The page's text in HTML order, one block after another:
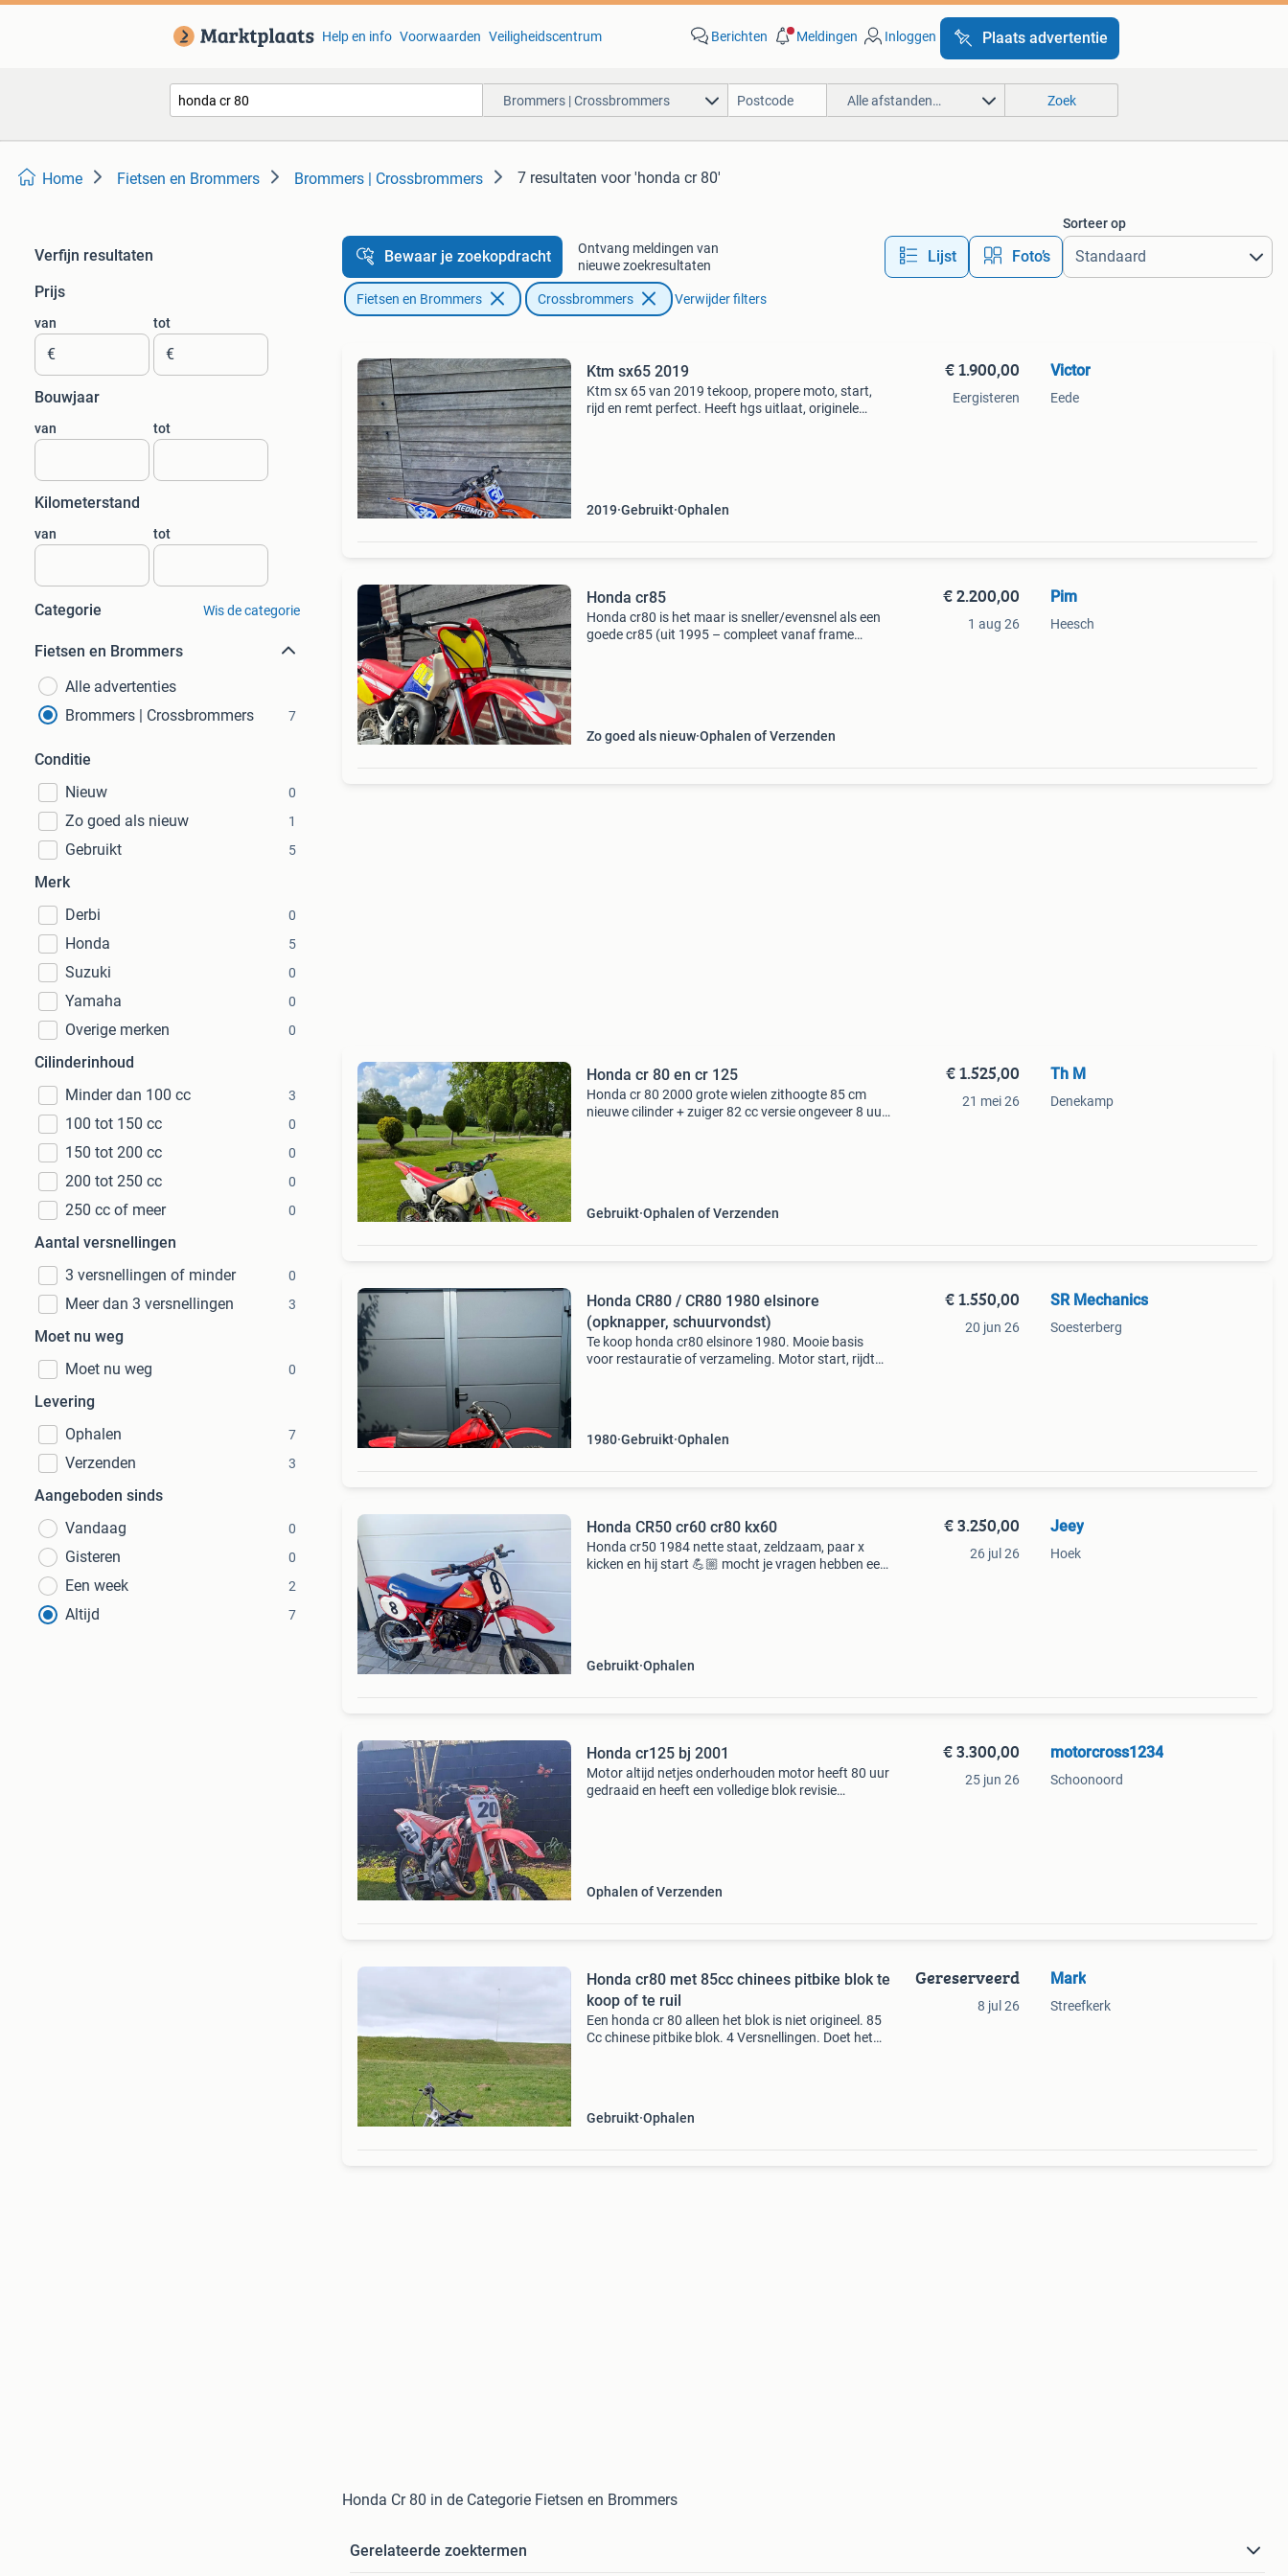
Help en info Voorwaarden Veiligheidscentrum Berichten Meldingen Inloggen Plaats advertentie
Brommers | Crossbrommers Alle afstanden… Zoek
Home Fietsen en Brommers Brommers | Crossbrommers 7 resultaten voor 'honda cr 80'
Verfijn resultaten
Prijs
van
€
tot
€
Bouwjaar
van tot
Kilometerstand
van tot
Categorie Wis de categorie
Fietsen en Brommers
Alle advertenties
Brommers | Crossbrommers
7
Conditie
Nieuw
0
Zo goed als nieuw 1
Gebruikt 5
Merk
Derbi
0
Honda 5
Suzuki 0
Yamaha 0
Overige merken 0
Cilinderinhoud
Minder dan 100 cc
3
100 tot 150 cc 0
150 tot 200 cc 0
200 tot 250 cc 0
250 cc of meer 0
Aantal versnellingen
3 versnellingen of minder
0
Meer dan 3 versnellingen 3
Moet nu weg
Moet nu weg
0
Levering
Ophalen
7
Verzenden 3
Aangeboden sinds
Vandaag
0
Gisteren 0
Een week 2
Altijd 7
Bewaar je zoekopdracht
Ontvang meldingen van
nieuwe zoekresultaten
Lijst Foto’s
Sorteer op
Fietsen en Brommers Crossbrommers Verwijder filters
Ktm sx65 2019
Ktm sx 65 van 2019 tekoop, propere moto, start,
rijd en remt perfect. Heeft hgs uitlaat, originele
2019 Gebruikt Ophalen
€ 1.900,00
Eergisteren
Victor
Eede
Honda cr85
Honda cr80 is het maar is sneller/evensnel als een
goede cr85 (uit 1995 – compleet vanaf frame
Zo goed als nieuw Ophalen of Verzenden
€ 2.200,00
1 aug 26
Pim
Heesch
Honda cr 80 en cr 125
Honda cr 80 2000 grote wielen zithoogte 85 cm
nieuwe cilinder + zuiger 82 cc versie ongeveer 8 uur
Gebruikt Ophalen of Verzenden
€ 1.525,00
21 mei 26
Th M
Denekamp
Honda CR80 / CR80 1980 elsinore
(opknapper, schuurvondst)
Te koop honda cr80 elsinore 1980. Mooie basis
voor restauratie of verzameling. Motor start, rijdt
1980 Gebruikt Ophalen
€ 1.550,00
20 jun 26
SR Mechanics
Soesterberg
Honda CR50 cr60 cr80 kx60
Honda cr50 1984 nette staat, zeldzaam, paar x
kicken en hij start 💪🏼 mocht je vragen hebben een
Gebruikt Ophalen
€ 3.250,00
26 jul 26
Jeey
Hoek
Honda cr125 bj 2001
Motor altijd netjes onderhouden motor heeft 80 uur
gedraaid en heeft een volledige blok revisie
Ophalen of Verzenden
€ 3.300,00
25 jun 26
motorcross1234
Schoonoord
Honda cr80 met 85cc chinees pitbike blok te
koop of te ruil
Een honda cr 80 alleen het blok is niet origineel. 85
Cc chinese pitbike blok. 4 Versnellingen. Doet het
Gebruikt Ophalen
Gereserveerd
8 jul 26
Mark
Streefkerk
Honda Cr 80 in de Categorie Fietsen en Brommers
Gerelateerde zoektermen